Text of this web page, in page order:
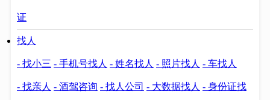
证
找人
- 找小三 - 手机号找人 - 姓名找人 - 照片找人 - 车找人
- 找亲人 - 酒驾咨询 - 找人公司 - 大数据找人 - 身份证找